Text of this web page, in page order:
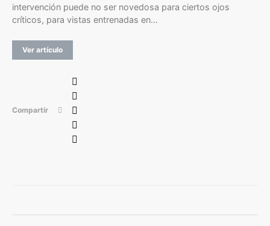
intervención puede no ser novedosa para ciertos ojos
críticos, para vistas entrenadas en…
Ver artículo
Compartir